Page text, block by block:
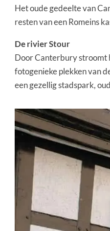
Het oude gedeelte van
resten van een Romeins
De rivier Stour
Door Canterbury stroomt
fotogenieke plekken van
een gezellig stadspark,